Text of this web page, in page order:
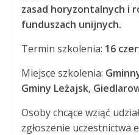
zasad horyzontalnych i
funduszach unijnych.
Termin szkolenia: 16
Miejsce szkolenia:
Gminy Leżajsk,
Osoby chcące wziąć
zgłoszenie uczestnictwa